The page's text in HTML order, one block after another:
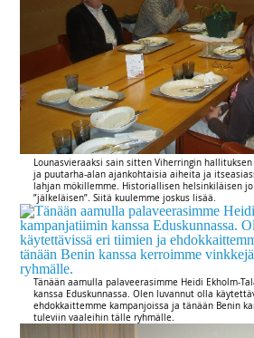
Lounasvieraaksi sain sitten Viherringin
ja puutarha-alan ajankohtaisia aiheita ja
lahjan mökillemme. Historiallisen helsinkiläisen
”jälkeläisen”. Siitä kuulemme joskus lisää.
Tänään aamulla palaveerasimme Heidi Ekholm-
kanssa Eduskunnassa. Olen luvannut olla
ehdokkaittemme kampanjoissa ja tänään Benin
tuleviin vaaleihin tälle ryhmälle.